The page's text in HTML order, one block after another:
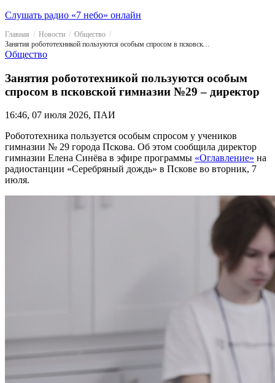
Слушать радио «7 небо» онлайн
Главная Новости
Общество
Занятия робототехникой пользуются особым спросом в псковской гимназии №29 – директор
Общество
Занятия робототехникой пользуются особым
спросом в псковской гимназии №29 – директор
16:46, 07 июля 2026, ПАИ
Робототехника пользуется особым спросом у учеников
гимназии № 29 города Пскова. Об этом сообщила директор
гимназии Елена Синёва в эфире программы «Оглавление» на
радиостанции «Серебряный дождь» в Пскове во вторник, 7
июля.